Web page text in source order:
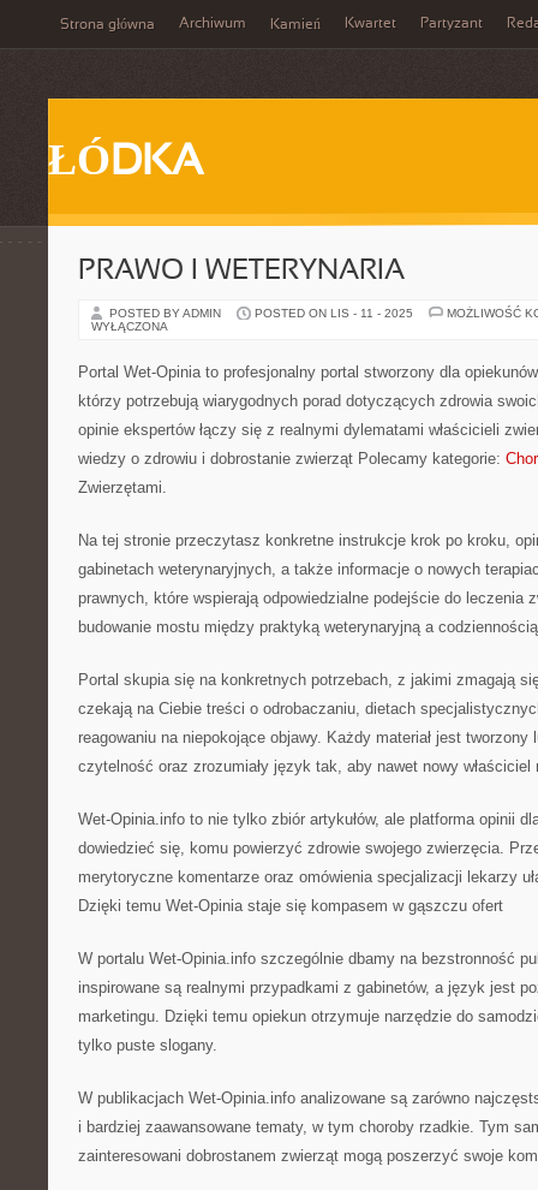
Strona główna Archiwum Kamień Kwartet Partyzant
ŁÓDKA
PRAWO I WETERYNARIA
POSTED BY ADMIN POSTED ON LIS - 11 - 2025
MOŻLIWOŚĆ
WYŁĄCZONA
Portal Wet-Opinia to profesjonalny portal stworzony dla
którzy potrzebują wiarygodnych porad dotyczących zdrowia
opinie ekspertów łączy się z realnymi dylematami właścicieli
wiedzy o zdrowiu i dobrostanie zwierząt Polecamy kategorie:
Zwierzętami.
Na tej stronie przeczytasz konkretne instrukcje krok po kroku,
gabinetach weterynaryjnych, a także informacje o nowych
prawnych, które wspierają odpowiedzialne podejście do leczenia
budowanie mostu między praktyką weterynaryjną a
Portal skupia się na konkretnych potrzebach, z jakimi zmagają
czekają na Ciebie treści o odrobaczaniu, dietach
reagowaniu na niepokojące objawy. Każdy materiał jest
czytelność oraz zrozumiały język tak, aby nawet nowy właściciel
Wet-Opinia.info to nie tylko zbiór artykułów, ale platforma opinii
dowiedzieć się, komu powierzyć zdrowie swojego zwierzęcia.
merytoryczne komentarze oraz omówienia specjalizacji lekarzy
Dzięki temu Wet-Opinia staje się kompasem w gąszczu ofert
W portalu Wet-Opinia.info szczególnie dbamy na bezstronność
inspirowane są realnymi przypadkami z gabinetów, a język jest
marketingu. Dzięki temu opiekun otrzymuje narzędzie do
tylko puste slogany.
W publikacjach Wet-Opinia.info analizowane są zarówno
i bardziej zaawansowane tematy, w tym choroby rzadkie. Tym
zainteresowani dobrostanem zwierząt mogą poszerzyć swoje